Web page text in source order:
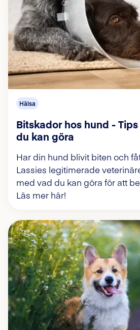
Hälsa
Bitskador hos hund -
du kan göra
Har din hund blivit biten och
Lassies legitimerade
med vad du kan göra för att
Läs mer här!